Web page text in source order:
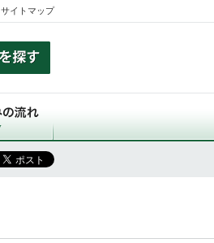
サイトマップ